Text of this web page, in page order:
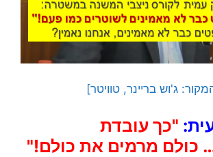
ג'וש בריינר, טוויטר]
"כך עובדת
מרמים את כולם!"